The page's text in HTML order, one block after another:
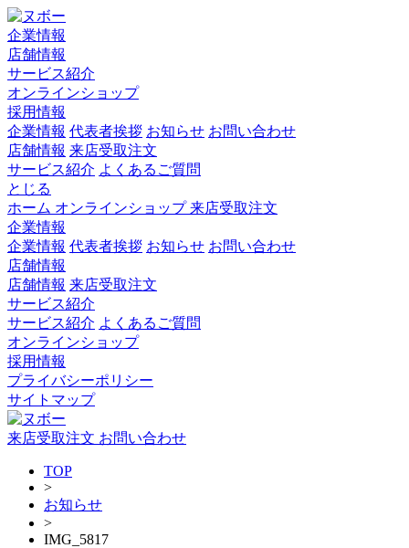
企業情報
店舗情報
サービス紹介
オンラインショップ
採用情報
企業情報 代表者挨拶 お知らせ お問い合わせ
店舗情報 来店受取注文
サービス紹介 よくあるご質問
とじる
ホーム オンラインショップ来店受取注文
企業情報
企業情報 代表者挨拶 お知らせ お問い合わせ
店舗情報
店舗情報 来店受取注文
サービス紹介
サービス紹介 よくあるご質問
オンラインショップ
採用情報
プライバシーポリシー
サイトマップ
来店受取注文 お問い合わせ
TOP
>
お知らせ
>
IMG_5817